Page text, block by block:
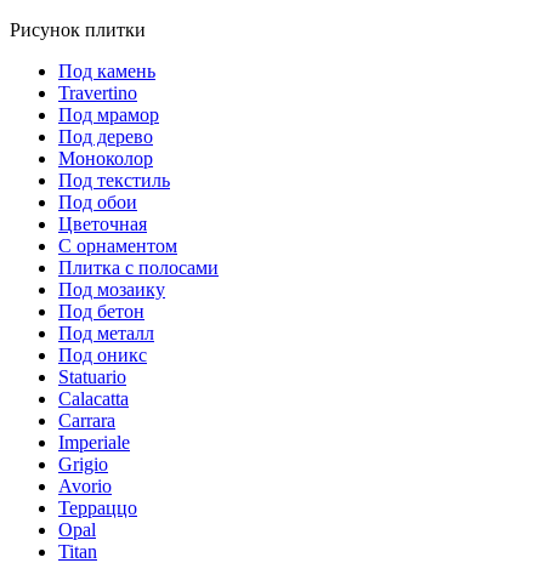
Рисунок плитки
Под камень
Travertino
Под мрамор
Под дерево
Моноколор
Под текстиль
Под обои
Цветочная
С орнаментом
Плитка с полосами
Под мозаику
Под бетон
Под металл
Под оникс
Statuario
Calacatta
Carrara
Imperiale
Grigio
Avorio
Терраццо
Opal
Titan